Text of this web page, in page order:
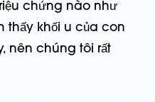
chứng nào như
thấy khối u của con
nên chúng tôi rất